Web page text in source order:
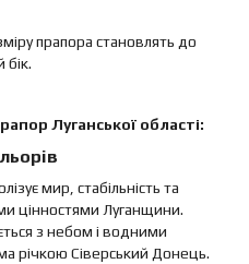
прапора становлять до
Луганської області:
мир, стабільність та
цінностями Луганщини.
з небом і водними
річкою Сіверський Донець.